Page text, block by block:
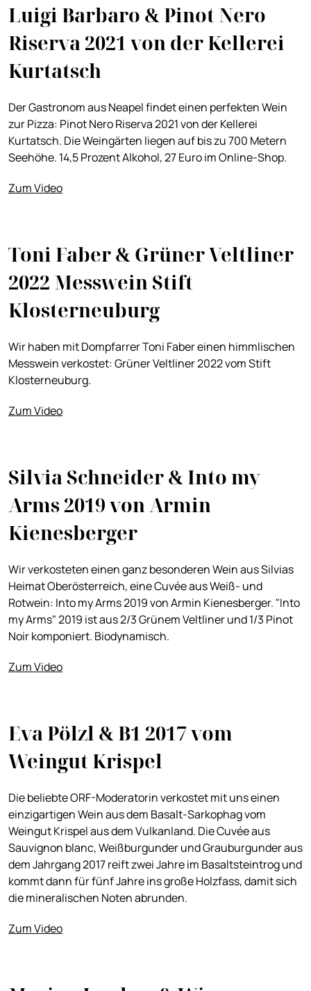
Luigi Barbaro & Pinot Nero
Riserva 2021 von der Kellerei
Kurtatsch
Der Gastronom aus Neapel findet einen perfekten Wein
zur Pizza: Pinot Nero Riserva 2021 von der Kellerei
Kurtatsch. Die Weingärten liegen auf bis zu 700 Metern
Seehöhe. 14,5 Prozent Alkohol, 27 Euro im Online-Shop.
Zum Video
Toni Faber & Grüner Veltliner
2022 Messwein Stift
Klosterneuburg
Wir haben mit Dompfarrer Toni Faber einen himmlischen
Messwein verkostet: Grüner Veltliner 2022 vom Stift
Klosterneuburg.
Zum Video
Silvia Schneider & Into my
Arms 2019 von Armin
Kienesberger
Wir verkosteten einen ganz besonderen Wein aus Silvias
Heimat Oberösterreich, eine Cuvée aus Weiß- und
Rotwein: Into my Arms 2019 von Armin Kienesberger. "Into
my Arms" 2019 ist aus 2/3 Grünem Veltliner und 1/3 Pinot
Noir komponiert. Biodynamisch.
Zum Video
Eva Pölzl & B1 2017 vom
Weingut Krispel
Die beliebte ORF-Moderatorin verkostet mit uns einen
einzigartigen Wein aus dem Basalt-Sarkophag vom
Weingut Krispel aus dem Vulkanland. Die Cuvée aus
Sauvignon blanc, Weißburgunder und Grauburgunder aus
dem Jahrgang 2017 reift zwei Jahre im Basaltsteintrog und
kommt dann für fünf Jahre ins große Holzfass, damit sich
die mineralischen Noten abrunden.
Zum Video